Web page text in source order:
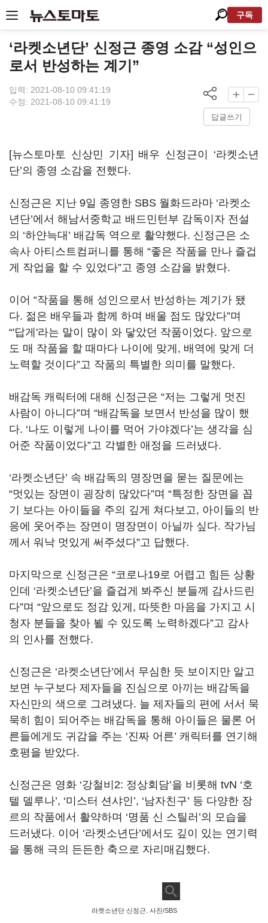
구독
‘라켓소년단’ 신정근 종영 소감 “성인으
로서 반성하는 계기”
입력: 2021-08-10 09:41:19
수정: 2021-08-10 09:41:19
답글쓰기
[뉴스토마토 신상민 기자] 배우 신정근이 ‘라켓소년
단’의 종영 소감을 전했다.
신정근은 지난 9일 종영한 SBS 월화드라마 ‘라켓소
년단’에서 해남서중학교 배드민턴부 감독이자 전설
의 ‘하얀늑대 ’ 배감독 역으로 활약했다. 신정근은 소
속사 아티스트컴퍼니를 통해 “좋은 작품을 만나 즐겁
게 작업을 할 수 있었다”고 종영 소감을 밝혔다.
이어 “작품을 통해 성인으로서 반성하는 계기가 됐
다. 젊은 배우들과 함께 하며 배울 점도 많았다”며
“'답게 '라는 말이 많이 와 닿았던 작품이었다. 앞으로
도 매 작품을 할 때마다 나이에 맞게 , 배역에 맞게 더
노력할 것이다”고 작품의 특별한 의미를 말했다.
배감독 캐릭터에 대해 신정근은 “저는 그렇게 멋진
사람이 아니다”며 “배감독을 보면서 반성을 많이 했
다. ‘나도 이렇게 나이를 먹어 가야겠다’는 생각을 심
어준 작품이었다”고 각별한 애정을 드러냈다.
‘라켓소년단’ 속 배감독의 명장면을 묻는 질문에는
“멋있는 장면이 굉장히 많았다”며 “특정한 장면을 꼽
기 보다는 아이들을 주의 깊게 쳐다보고, 아이들의 반
응에 웃어주는 장면이 명장면이 아닐까 싶다. 작가님
께서 워낙 멋있게 써주셨다”고 답했다.
마지막으로 신정근은 “코로나19로 어렵고 힘든 상황
인데
‘라켓소년단’을 즐겁게 봐주신 분들께 감사드린
다”며 “앞으로도 정감 있게 , 따뜻한 마음을 가지고 시
청자 분들을 찾아 뵐 수 있도록 노력하겠다”고 감사
의 인사를 전했다.
신정근은 ‘라켓소년단’에서 무심한 듯 보이지만 알고
보면 누구보다 제자들을 진심으로 아끼는 배감독을
자신만의 색으로 그려냈다. 늘 제자들의 편에 서서 묵
묵히 힘이 되어주는 배감독을 통해 아이들은 물론 어
른들에게도 귀감을 주는 ‘진짜 어른’ 캐릭터를 연기해
호평을 받았다.
신정근은 영화 ‘강철비 2: 정상회담’을 비롯해 tvN ‘호
텔 델루나’, ‘미스터 션샤인’, ‘남자친구’ 등 다양한 장
르의 작품에서 활약하며 ‘명품 신 스틸러 ’의 모습을
드러냈다. 이어 ‘라켓소년단’에서도 깊이 있는 연기력
을 통해 극의 든든한 축으로 자리매김했다.
라켓소년단 신정근. 사진/SBS